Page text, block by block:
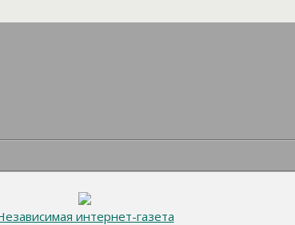
интернет-газета